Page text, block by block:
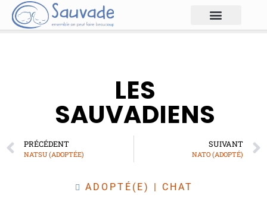
LES
SAUVADIENS
PRÉCÉDENT
NATSU (ADOPTÉE)
SUIVANT
NATO (ADOPTÉ)
ADOPTÉ(E) | CHAT